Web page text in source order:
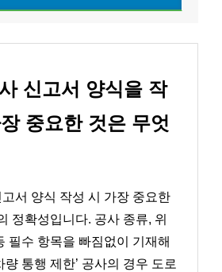
신고서 양식을 작
중요한 것은 무엇
서 양식 작성 시 가장 중요한
정확성입니다. 공사 종류, 위
필수 항목을 빠짐없이 기재해
량 통행 제한’ 공사의 경우 도로